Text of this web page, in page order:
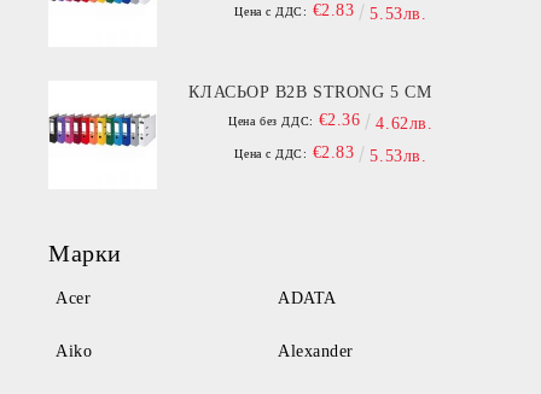
Цена с ДДС: €2.83 5.53лв.
КЛАСЬОР B2B STRONG 5 СМ
Цена без ДДС: €2.36 4.62лв.
Цена с ДДС: €2.83 5.53лв.
Марки
Acer ADATA
Aiko Alexander